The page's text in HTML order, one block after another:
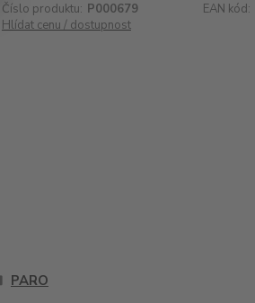
Číslo produktu: P000679 EAN kód:
Hlídat cenu / dostupnost
PARO